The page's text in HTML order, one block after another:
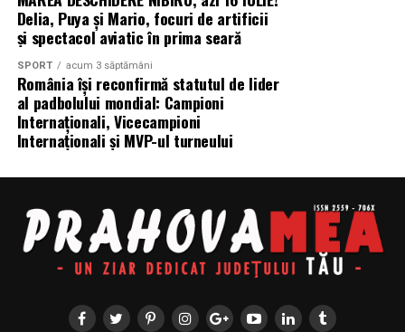
Delia, Puya și Mario, focuri de artificii
și spectacol aviatic în prima seară
SPORT acum 3 săptămâni
România își reconfirmă statutul de lider
al padbolului mondial: Campioni
Internaționali, Vicecampioni
Internaționali și MVP-ul turneului